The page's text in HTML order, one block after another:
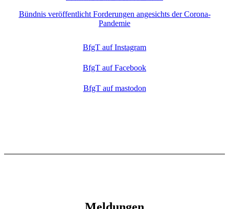
Bündnis veröffentlicht Forderungen angesichts der Corona-
Pandemie
BfgT auf Instagram
BfgT auf Facebook
BfgT auf mastodon